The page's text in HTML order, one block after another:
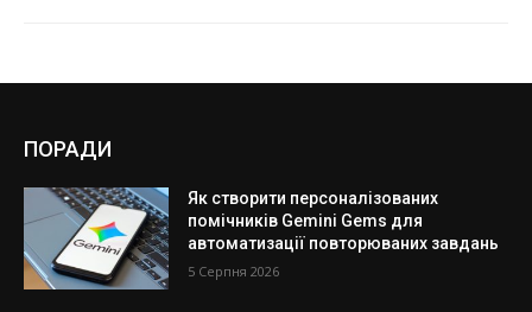
ПОРАДИ
Як створити персоналізованих
помічників Gemini Gems для
автоматизації повторюваних завдань
5 Серпня 2026